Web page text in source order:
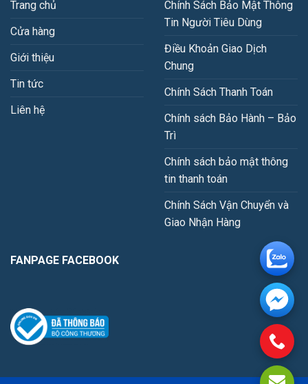
Trang chủ
Cửa hàng
Giới thiệu
Tin tức
Liên hệ
Chính Sách Bảo Mật Thông
Tin Người Tiêu Dùng
Điều Khoản Giao Dịch
Chung
Chính Sách Thanh Toán
Chính sách Bảo Hành – Bảo
Trì
Chính sách bảo mật thông
tin thanh toán
Chính Sách Vận Chuyển và
Giao Nhận Hàng
FANPAGE FACEBOOK